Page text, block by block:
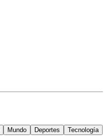
Mundo Deportes
Tecnología